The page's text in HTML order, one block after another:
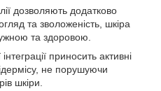
дозволяють додатково
та зволоженість, шкіра
та здоровою.
приносить активні
не порушуючи
шкіри.